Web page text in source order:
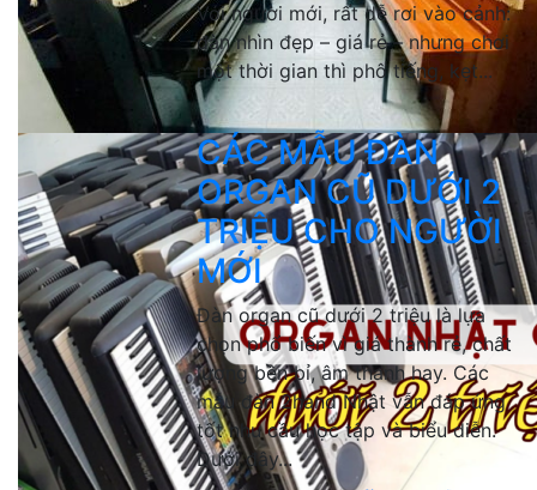
Với người mới, rất dễ rơi vào cảnh:
đàn nhìn đẹp – giá rẻ – nhưng chơi
một thời gian thì phô tiếng, kẹt...
CÁC MẪU ĐÀN
ORGAN CŨ DƯỚI 2
TRIỆU CHO NGƯỜI
MỚI
Đàn organ cũ dưới 2 triệu là lựa
chọn phổ biến vì giá thành rẻ, chất
lượng bền bỉ, âm thanh hay. Các
mẫu đàn 2hand Nhật vẫn đáp ứng
tốt nhu cầu học tập và biểu diễn.
Dưới đây...